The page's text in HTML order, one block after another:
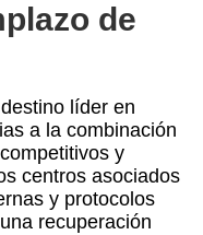
de
líder en
a la combinación
y
centros asociados
y protocolos
recuperación